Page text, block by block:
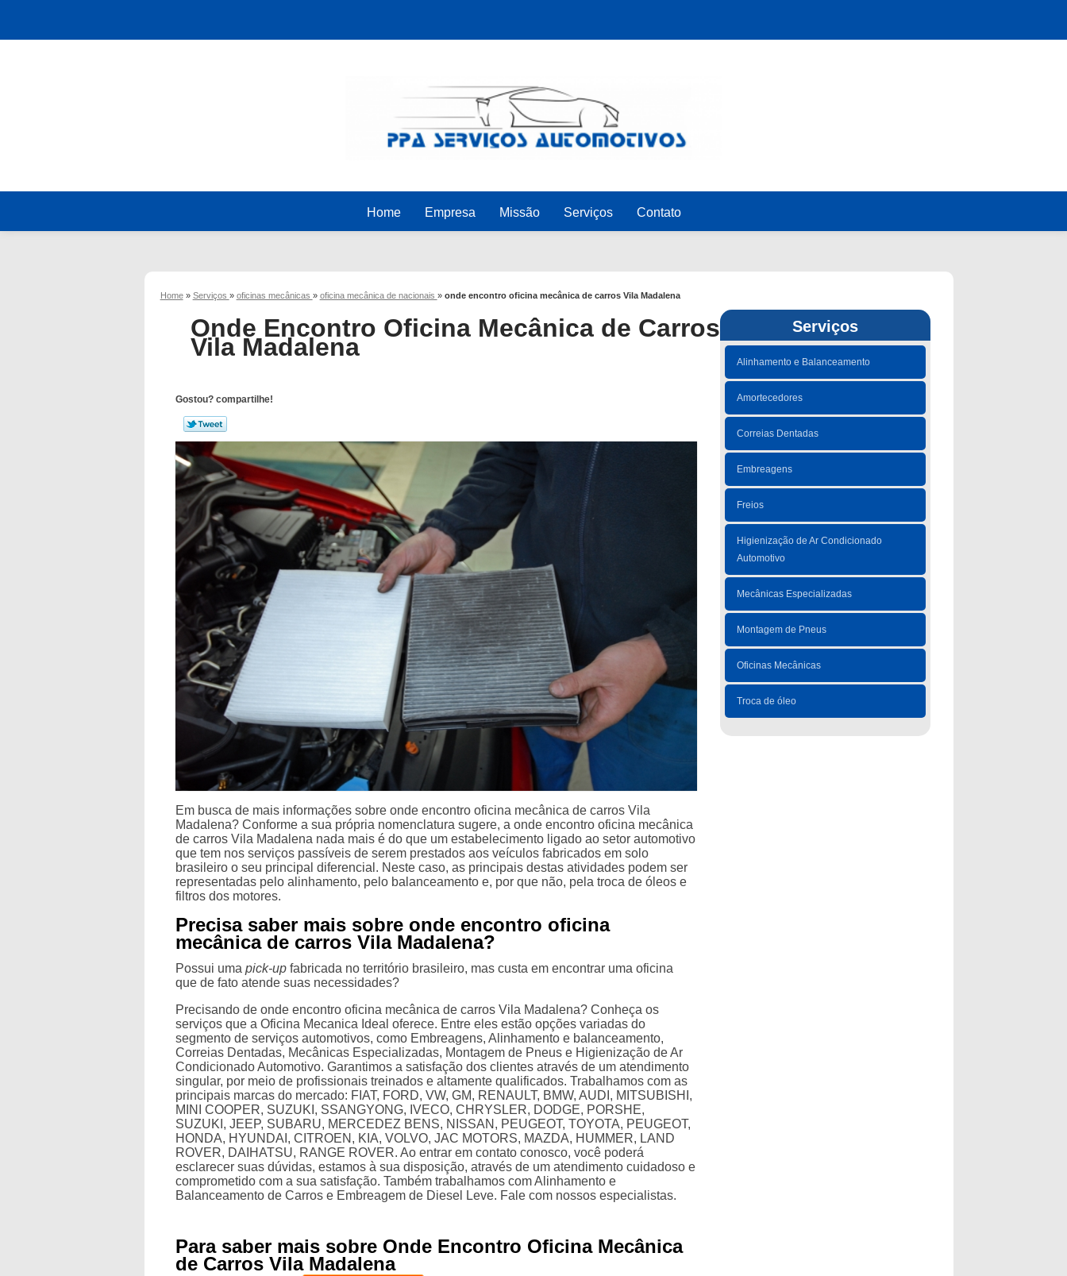
Home Empresa Missão Serviços Contato
Home » Serviços » oficinas mecânicas » oficina mecânica de nacionais » onde encontro oficina mecânica de carros Vila Madalena
Serviços
Alinhamento e Balanceamento
Amortecedores
Correias Dentadas
Embreagens
Freios
Higienização de Ar Condicionado
Automotivo
Mecânicas Especializadas
Montagem de Pneus
Oficinas Mecânicas
Troca de óleo
Onde Encontro Oficina Mecânica de Carros
Vila Madalena
Gostou? compartilhe!
Em busca de mais informações sobre onde encontro oficina mecânica de carros Vila
Madalena? Conforme a sua própria nomenclatura sugere, a onde encontro oficina mecânica
de carros Vila Madalena nada mais é do que um estabelecimento ligado ao setor automotivo
que tem nos serviços passíveis de serem prestados aos veículos fabricados em solo
brasileiro o seu principal diferencial. Neste caso, as principais destas atividades podem ser
representadas pelo alinhamento, pelo balanceamento e, por que não, pela troca de óleos e
filtros dos motores.
Precisa saber mais sobre onde encontro oficina
mecânica de carros Vila Madalena?
Possui umapick-up fabricada no território brasileiro, mas custa em encontrar uma oficina
que de fato atende suas necessidades?
Precisando de onde encontro oficina mecânica de carros Vila Madalena? Conheça os
serviços que a Oficina Mecanica Ideal oferece. Entre eles estão opções variadas do
segmento de serviços automotivos, como Embreagens, Alinhamento e balanceamento,
Correias Dentadas, Mecânicas Especializadas, Montagem de Pneus e Higienização de Ar
Condicionado Automotivo. Garantimos a satisfação dos clientes através de um atendimento
singular, por meio de profissionais treinados e altamente qualificados. Trabalhamos com as
principais marcas do mercado: FIAT, FORD, VW, GM, RENAULT, BMW, AUDI, MITSUBISHI,
MINI COOPER, SUZUKI, SSANGYONG, IVECO, CHRYSLER, DODGE, PORSHE,
SUZUKI, JEEP, SUBARU, MERCEDEZ BENS, NISSAN, PEUGEOT, TOYOTA, PEUGEOT,
HONDA, HYUNDAI, CITROEN, KIA, VOLVO, JAC MOTORS, MAZDA, HUMMER, LAND
ROVER, DAIHATSU, RANGE ROVER. Ao entrar em contato conosco, você poderá
esclarecer suas dúvidas, estamos à sua disposição, através de um atendimento cuidadoso e
comprometido com a sua satisfação. Também trabalhamos com Alinhamento e
Balanceamento de Carros e Embreagem de Diesel Leve. Fale com nossos especialistas.
Para saber mais sobre Onde Encontro Oficina Mecânica
de Carros Vila Madalena